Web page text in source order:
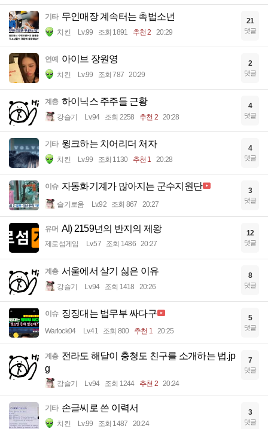
기타 무인매장 계속터는 촉법소년
치킨 Lv.99 조회 1891 추천 2 20:29
21
댓글
연예 아이브 장원영
치킨 Lv.99 조회 787 20:29
2
댓글
계층 하이닉스 주주들 근황
강슬기 Lv.94 조회 2258 추천 2 20:28
4
댓글
기타 윙크하는 치어리더 처자
치킨 Lv.99 조회 1130 추천 1 20:28
4
댓글
이슈 자동화기계가 많아지는 군수지원단
슬기로움 Lv.92 조회 867 20:27
3
댓글
유머 AI) 2159년의 반지의 제왕
제로섬게임 Lv.57 조회 1486 20:27
12
댓글
계층 서울에서 살기 싫은 이유
강슬기 Lv.94 조회 1418 20:26
8
댓글
이슈 징징대는 법무부 싸다구
Warlock04 Lv.41 조회 800 추천 1 20:25
5
댓글
계층 전라도 해달이 충청도 친구를 소개하는 법.jp
g
강슬기 Lv.94 조회 1244 추천 2 20:24
7
댓글
기타 손글씨로 쓴 이력서
치킨 Lv.99 조회 1487 20:24
3
댓글